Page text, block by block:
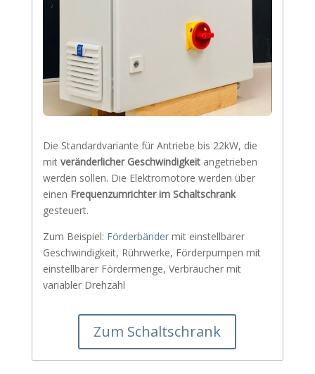
Die Standardvariante für Antriebe bis 22kW, die
mit veränderlicher Geschwindigkeitangetrieben
werden sollen. Die Elektromotore werden über
einen Frequenzumrichter im Schaltschrank
gesteuert.
Zum Beispiel: Förderbänder mit einstellbarer
Geschwindigkeit, Rührwerke, Förderpumpen mit
einstellbarer Fördermenge, Verbraucher mit
variabler Drehzahl
Zum Schaltschrank